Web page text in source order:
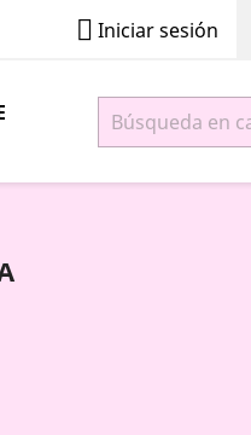
 Iniciar sesión